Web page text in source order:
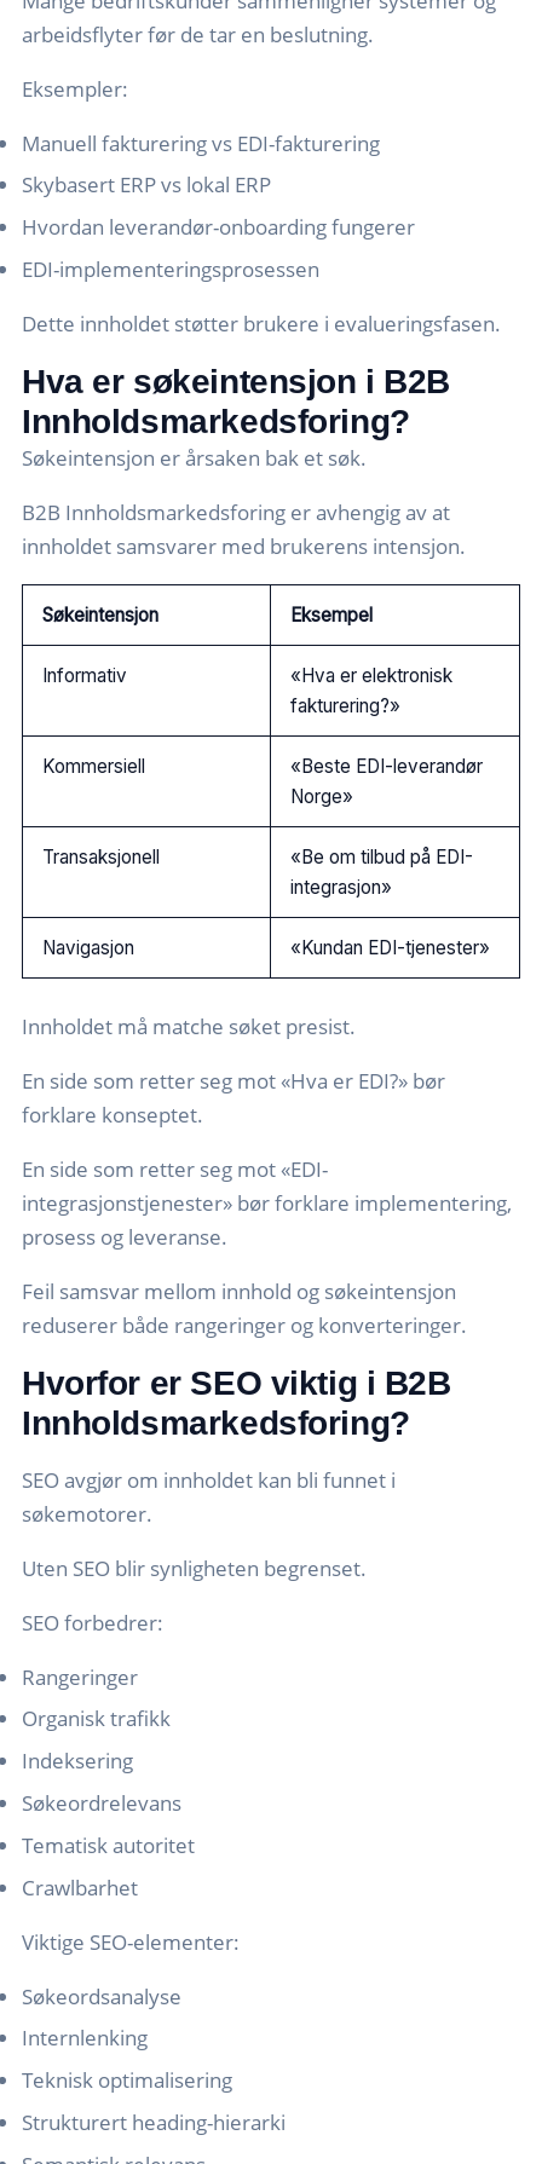
arbeidsflyter før de tar en beslutning.
Eksempler:
Manuell fakturering vs EDI-fakturering
Skybasert ERP vs lokal ERP
Hvordan leverandør-onboarding fungerer
EDI-implementeringsprosessen
Dette innholdet støtter brukere i evalueringsfasen.
Hva er søkeintensjon i B2B
Innholdsmarkedsforing?
Søkeintensjon er årsaken bak et søk.
B2B Innholdsmarkedsforing er avhengig av at
innholdet samsvarer med brukerens intensjon.
Søkeintensjon Eksempel
Informativ
«Hva er elektronisk
fakturering?»
Kommersiell
«Beste EDI-leverandør
Norge»
Transaksjonell
«Be om tilbud på EDI-
integrasjon»
Navigasjon «Kundan EDI-tjenester»
Innholdet må matche søket presist.
En side som retter seg mot «Hva er EDI?» bør
forklare konseptet.
En side som retter seg mot «EDI-
integrasjonstjenester» bør forklare implementering,
prosess og leveranse.
Feil samsvar mellom innhold og søkeintensjon
reduserer både rangeringer og konverteringer.
Hvorfor er SEO viktig i B2B
Innholdsmarkedsforing?
SEO avgjør om innholdet kan bli funnet i
søkemotorer.
Uten SEO blir synligheten begrenset.
SEO forbedrer:
Rangeringer
Organisk trafikk
Indeksering
Søkeordrelevans
Tematisk autoritet
Crawlbarhet
Viktige SEO-elementer:
Søkeordsanalyse
Internlenking
Teknisk optimalisering
Strukturert heading-hierarki